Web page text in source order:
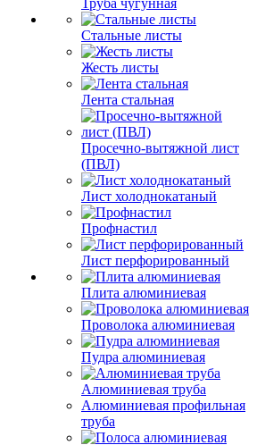
Труба чугунная
Стальные листы
Жесть листы
Лента стальная
Просечно-вытяжной лист
(ПВЛ)
Лист холоднокатаный
Профнастил
Лист перфорированный
Плита алюминиевая
Проволока алюминиевая
Пудра алюминиевая
Алюминиевая труба
Алюминиевая профильная
труба